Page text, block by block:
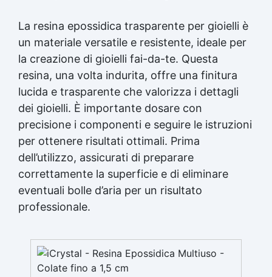
La resina epossidica trasparente per gioielli è
un materiale versatile e resistente, ideale per
la creazione di gioielli fai-da-te. Questa
resina, una volta indurita, offre una finitura
lucida e trasparente che valorizza i dettagli
dei gioielli. È importante dosare con
precisione i componenti e seguire le istruzioni
per ottenere risultati ottimali. Prima
dell’utilizzo, assicurati di preparare
correttamente la superficie e di eliminare
eventuali bolle d’aria per un risultato
professionale.